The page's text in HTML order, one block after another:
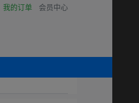
我的订单 会员中心